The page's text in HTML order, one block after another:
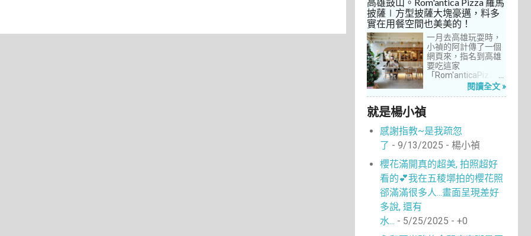
每次去台中誘惑實在
太多了！就……，這一
次離家這麼近，不來
吃真的說不過去。
披薩∣方型披薩大塊豪邁，料多
實在用餐空間也美美的！
一月去高雄玩耍時，
小禎的阿計傳了一個
網頁來，指名到高雄
要吃這家
「Rom'anticaPizza
羅馬披薩」，看了圖
少披薩店，一字排開
的各式披薩看起來琳
瑯滿目，走進店內就
能點上一塊喜愛的口
味大快朵頤，真的好
懷念啊！沒想到台灣
也有類似的披薩店。
走！就到高雄吃披薩
閱讀全文 »
就是楊小禎
感謝指教~是我疏忽
了 - 9/13/2025 - 楊小禎
櫻花滿開真的超美, 拍照超好
看的💕我在五稜墎拍的櫻花照
郤滿滿很多人...畫面呈現差好
多說, 還有
水... - 5/25/2025 - +0